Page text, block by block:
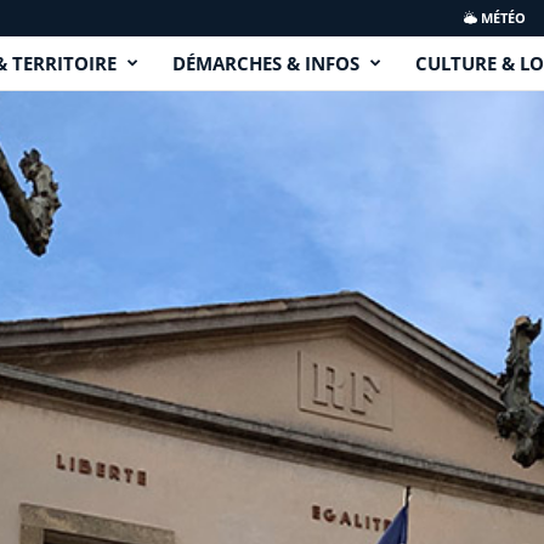
MÉTÉO
TERRITOIRE DÉMARCHES & INFOS CULTURE &